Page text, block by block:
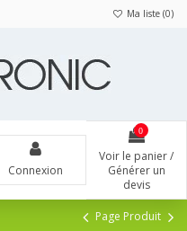
Ma liste (0)
Connexion
0
Voir le panier /
Générer un
devis
Page Produit